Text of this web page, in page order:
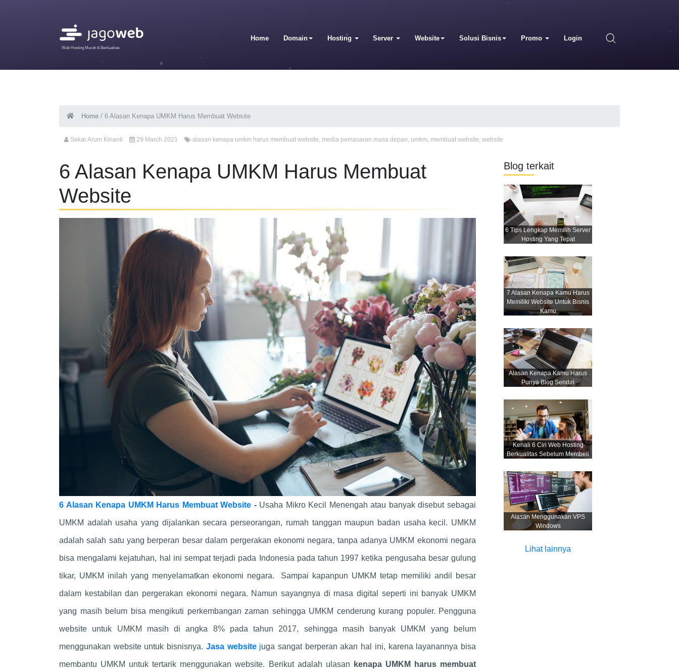
Web Hosting Murah & Berkualitas
Home Domain Hosting Server Website Solusi Bisnis Promo Login
Home / 6 Alasan Kenapa UMKM Harus Membuat Website
Sekar Arum Kinanti 29 March 2021 alasan kenapa umkm harus membuat website, media pemasaran masa depan, umkm, membuat website, website
6 Alasan Kenapa UMKM Harus Membuat
Website
6 Alasan Kenapa UMKM Harus Membuat Website - Usaha Mikro Kecil Menengah atau banyak disebut sebagai
UMKM adalah usaha yang dijalankan secara perseorangan, rumah tanggan maupun badan usaha kecil. UMKM
adalah salah satu yang berperan besar dalam pergerakan ekonomi negara, tanpa adanya UMKM ekonomi negara
bisa mengalami kejatuhan, hal ini sempat terjadi pada Indonesia pada tahun 1997 ketika pengusaha besar gulung
tikar, UMKM inilah yang menyelamatkan ekonomi negara. Sampai kapanpun UMKM tetap memiliki andil besar
dalam kestabilan dan pergerakan ekonomi negara. Namun sayangnya di masa digital seperti ini banyak UMKM
yang masih belum bisa mengikuti perkembangan zaman sehingga UMKM cenderung kurang populer. Pengguna
website untuk UMKM masih di angka 8% pada tahun 2017, sehingga masih banyak UMKM yang belum
menggunakan website untuk bisnisnya. Jasa website juga sangat berperan akan hal ini, karena layanannya bisa
membantu UMKM untuk tertarik menggunakan website. Berikut adalah ulasan kenapa UMKM harus membuat
Blog terkait
6 Tips Lengkap Memilih Server
Hosting Yang Tepat
7 Alasan Kenapa Kamu Harus
Memiliki Website Untuk Bisnis
Kamu
Alasan Kenapa Kamu Harus
Punya Blog Sendiri
Kenali 6 Ciri Web Hosting
Berkualitas Sebelum Membeli
Alasan Menggunakan VPS
Windows
Lihat lainnya